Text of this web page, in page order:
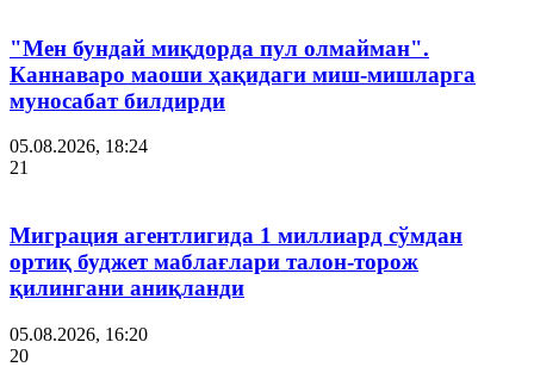
"Мен бундай миқдорда пул олмайман".
Каннаваро маоши ҳақидаги миш-мишларга
муносабат билдирди
05.08.2026, 18:24
21
Миграция агентлигида 1 миллиард сўмдан
ортиқ буджет маблағлари талон-торож
қилингани аниқланди
05.08.2026, 16:20
20